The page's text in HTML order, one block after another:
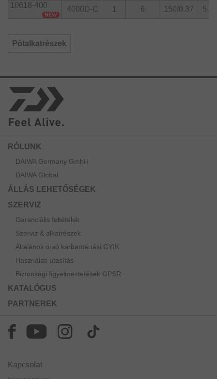
10618-400
NEW
4000D-C 1 6 150/0.37
Pótalkatrészek
RÓLUNK
DAIWA Germany GmbH
DAIWA Global
ÁLLÁS LEHETŐSÉGEK
SZERVIZ
Garanciális feltételek
Szerviz & alkatrészek
Általános orsó karbantartási GYIK
Használati utasítás
Biztonsági figyelmeztetések GPSR
KATALÓGUS
PARTNEREK
Kapcsolat